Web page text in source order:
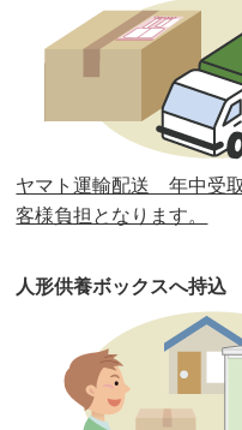
第32回人形供養祭
第31回人形供養祭
第30回人形供養祭
第29回人形供養祭
第27回人形供養祭
第26回人形供養祭
第25回人形供養祭
ヤマト運輸配送 年中受
客様負担となります。
人形供養ボックスへ持込